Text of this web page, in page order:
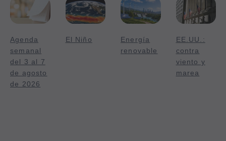
Agenda
semanal
del 3 al 7
de agosto
de 2026
El Niño
Energía
renovable
EE.UU.:
contra
viento y
marea